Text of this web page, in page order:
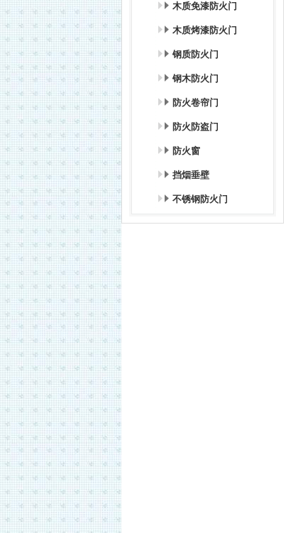
木质免漆防火门
木质烤漆防火门
钢质防火门
钢木防火门
防火卷帘门
防火防盗门
防火窗
挡烟垂壁
不锈钢防火门